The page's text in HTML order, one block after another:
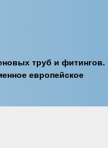
труб и фитингов.
европейское